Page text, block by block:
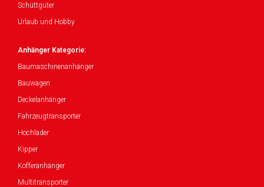
Schüttgüter
Urlaub und Hobby
Anhänger Kategorie:
Baumaschinenanhänger
Bauwagen
Deckelanhänger
Fahrzeugtransporter
Hochlader
Kipper
Kofferanhänger
Multitransporter